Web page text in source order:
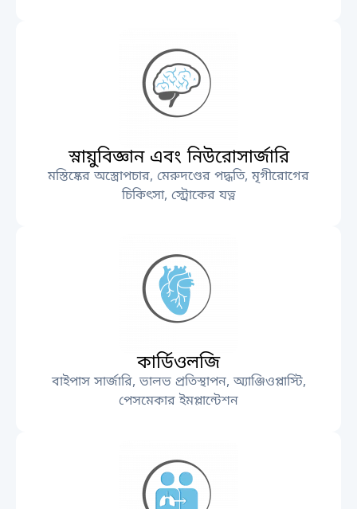
স্নায়ুবিজ্ঞান এবং নিউরোসার্জারি
মস্তিষ্কের অস্ত্রোপচার, মেরুদণ্ডের পদ্ধতি, মৃগীরোগের
চিকিৎসা, স্ট্রোকের যত্ন
কার্ডিওলজি
বাইপাস সার্জারি, ভালভ প্রতিস্থাপন, অ্যাঞ্জিওপ্লাস্টি,
পেসমেকার ইমপ্লান্টেশন